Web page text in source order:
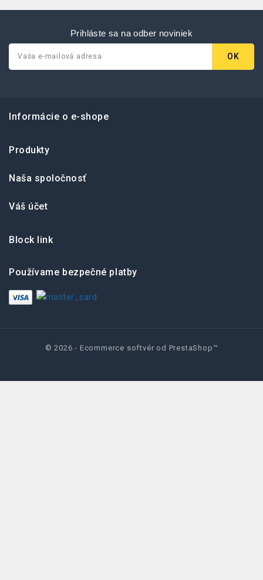
Prihláste sa na odber noviniek
Informácie o e-shope
Produkty
Naša spoločnosť
Váš účet
Block link
Používame bezpečné platby
© 2026 - Ecommerce softvér od PrestaShop™